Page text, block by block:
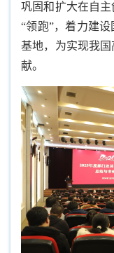
巩固和扩大在自
“领跑”，着力建
基地，为实现我
献。